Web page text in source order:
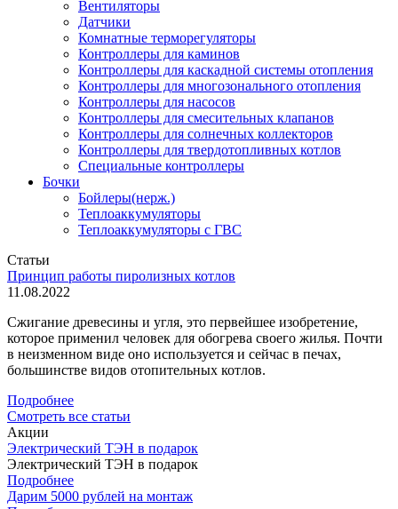
Вентиляторы
Датчики
Комнатные терморегуляторы
Контроллеры для каминов
Контроллеры для каскадной системы отопления
Контроллеры для многозонального отопления
Контроллеры для насосов
Контроллеры для смесительных клапанов
Контроллеры для солнечных коллекторов
Контроллеры для твердотопливных котлов
Специальные контроллеры
Бочки
Бойлеры(нерж.)
Теплоаккумуляторы
Теплоаккумуляторы с ГВС
Статьи
Принцип работы пиролизных котлов
11.08.2022
Сжигание древесины и угля, это первейшее изобретение,
которое применил человек для обогрева своего жилья. Почти
в неизменном виде оно используется и сейчас в печах,
большинстве видов отопительных котлов.
Подробнее
Смотреть все статьи
Акции
Электрический ТЭН в подарок
Электрический ТЭН в подарок
Подробнее
Дарим 5000 рублей на монтаж